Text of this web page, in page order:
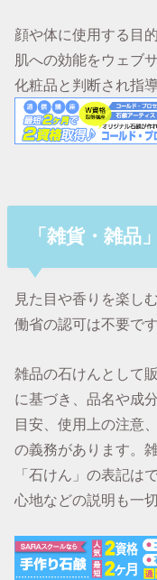
顔や体に使用する目
肌への効能をウェブ
化粧品と判断され指
「雑貨・雑品
見た目や香りを楽し
働省の認可は不要です
雑品の石けんとして
に基づき、品名や成
目安、使用上の注意
の義務があります。
「石けん」の表記は
心地などの説明も一